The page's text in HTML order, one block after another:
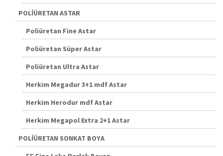
POLİÜRETAN ASTAR
Poliüretan Fine Astar
Poliüretan Süper Astar
Poliüretan Ultra Astar
Herkim Megadur 3+1 mdf Astar
Herkim Herodur mdf Astar
Herkim Megapol Extra 2+1 Astar
POLİÜRETAN SONKAT BOYA